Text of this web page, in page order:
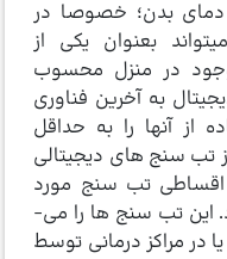
دمای بدن؛ خصوصا در
بعنوان یکی از
در منزل محسوب
به آخرین فناوری
از آنها را به حداقل
تب سنج های دیجیتالی
تب سنج مورد
توجه تمامی اقشار جامعه قرار گیرد. این تب سنج ها را می­
در مراکز درمانی توسط